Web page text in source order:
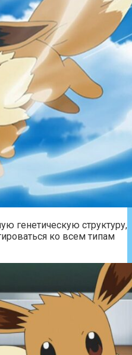
генетическую структуру,
ко всем типам